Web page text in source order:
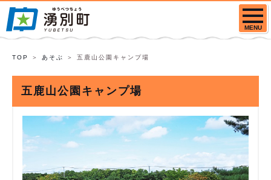
MENU
TOP あそぶ 五鹿山公園キャンプ場
五鹿山公園キャンプ場